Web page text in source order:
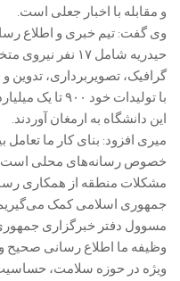
و مقابله با اخبار جعلی است.
وی گفت: تیم خبری و اطلاع
حیدریه شامل ۱۷
گرافیک، تصویربرداری،
این دانشگاه به ارمغان آوردند.
میری افزود: بنای کار ما
خصوص رسانه‌های محلی است و
مشکلات منطقه از همکاری
جمهوری اسلامی کمک
مسوول دفتر خبرگزاری
وظیفه ما اطلاع رسانی صحیح و
ویژه در حوزه سلامت، حساسیت